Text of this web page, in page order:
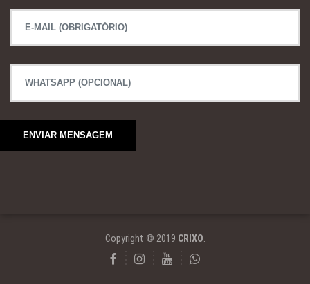
Copyright © 2019 CRIXO